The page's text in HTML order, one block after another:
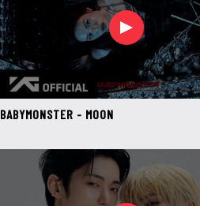
BABYMONSTER - MOON